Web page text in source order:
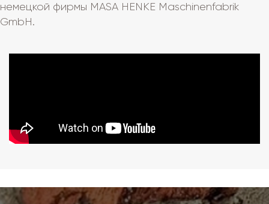
немецкой фирмы MASA HENKE Maschinenfabrik
GmbH.